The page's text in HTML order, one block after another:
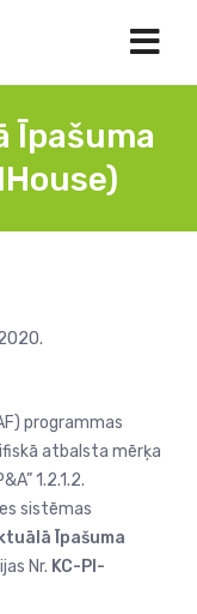
Īpašuma
programmas
atbalsta mērķa
1.2.1.2.
sistēmas
Īpašuma
Nr. KC-PI-